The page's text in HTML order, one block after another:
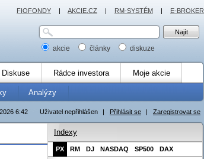
akcie články diskuze
Diskuse Rádce investora Moje akcie
Analýzy
Uživatel nepřihlášen | Přihlásit se | Zaregistrovat se
6:42
Indexy
PX RM DJ NASDAQ SP500 DAX
FIOFONDY | AKCIE.CZ | RM-SYSTÉM | E-BROKER